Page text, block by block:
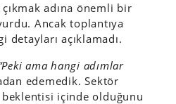
adına önemli bir
Ancak toplantıya
detayları açıklamadı.
ama hangi adımlar
edemedik. Sektör
beklentisi içinde olduğunu